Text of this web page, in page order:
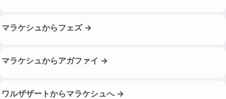
マラケシュからフェズ →
マラケシュからアガファイ →
ワルザザートからマラケシュへ →